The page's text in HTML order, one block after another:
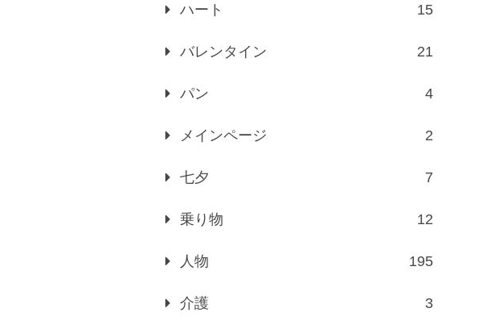
ハート 15
バレンタイン 21
パン 4
メインページ 2
七夕 7
乗り物 12
人物 195
介護 3